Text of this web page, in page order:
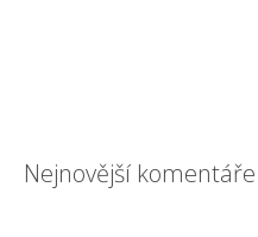
Nejnovější komentáře